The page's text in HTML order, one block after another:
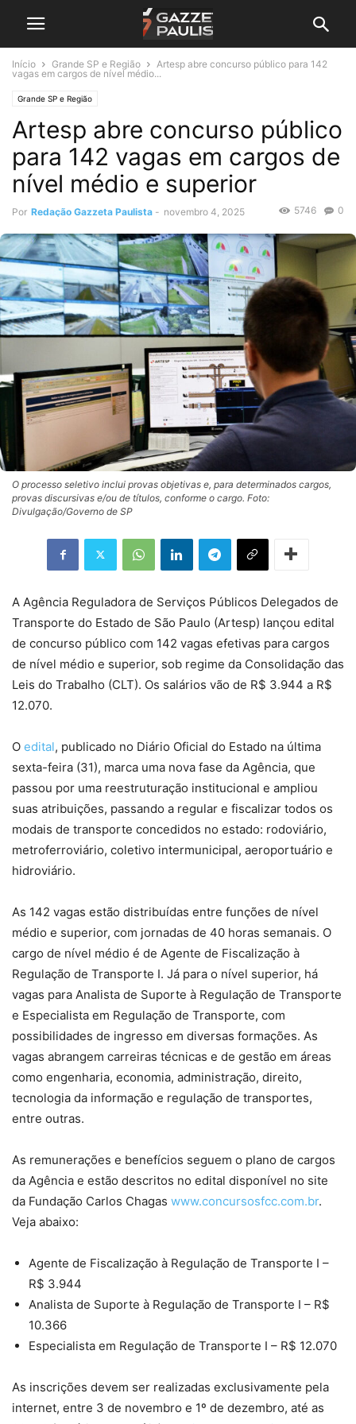
Início Grande SP e Região
Artesp abre concurso público para 142
vagas em cargos de nível médio...
Grande SP e Região
Artesp abre concurso público
para 142 vagas em cargos de
nível médio e superior
Por Redação Gazzeta Paulista - novembro 4, 2025 0
5746
O processo seletivo inclui provas objetivas e, para determinados cargos,
provas discursivas e/ou de títulos, conforme o cargo. Foto:
Divulgação/Governo de SP
A Agência Reguladora de Serviços Públicos Delegados de
Transporte do Estado de São Paulo (Artesp) lançou edital
de concurso público com 142 vagas efetivas para cargos
de nível médio e superior, sob regime da Consolidação das
Leis do Trabalho (CLT). Os salários vão de R$ 3.944 a R$
12.070.
O edital, publicado no Diário Oficial do Estado na última
sexta-feira (31), marca uma nova fase da Agência, que
passou por uma reestruturação institucional e ampliou
suas atribuições, passando a regular e fiscalizar todos os
modais de transporte concedidos no estado: rodoviário,
metroferroviário, coletivo intermunicipal, aeroportuário e
hidroviário.
As 142 vagas estão distribuídas entre funções de nível
médio e superior, com jornadas de 40 horas semanais. O
cargo de nível médio é de Agente de Fiscalização à
Regulação de Transporte I. Já para o nível superior, há
vagas para Analista de Suporte à Regulação de Transporte
e Especialista em Regulação de Transporte, com
possibilidades de ingresso em diversas formações. As
vagas abrangem carreiras técnicas e de gestão em áreas
como engenharia, economia, administração, direito,
tecnologia da informação e regulação de transportes,
entre outras.
As remunerações e benefícios seguem o plano de cargos
da Agência e estão descritos no edital disponível no site
da Fundação Carlos Chagas www.concursosfcc.com.br.
Veja abaixo:
Agente de Fiscalização à Regulação de Transporte I –
R$ 3.944
Analista de Suporte à Regulação de Transporte I – R$
10.366
Especialista em Regulação de Transporte I – R$ 12.070
As inscrições devem ser realizadas exclusivamente pela
internet, entre 3 de novembro e 1º de dezembro, até as